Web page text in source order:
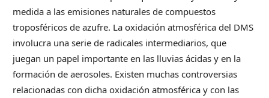
medida a las emisiones naturales de compuestos
troposféricos de azufre. La oxidación atmosférica del DMS
involucra una serie de radicales intermediarios, que
juegan un papel importante en las lluvias ácidas y en la
formación de aerosoles. Existen muchas controversias
relacionadas con dicha oxidación atmosférica y con las